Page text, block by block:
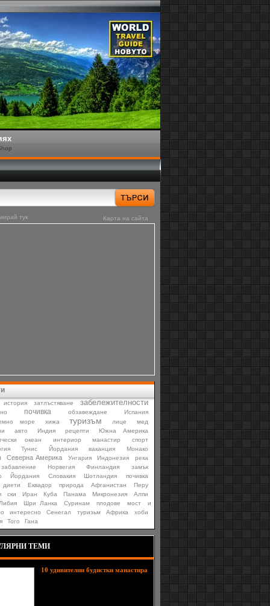
Карта на сайта
тук
история затлъстяване забележителности
почивка обзавеждане
Испания
море
хижа туризъм лице
мед
авто Индия рецепти
Южна Америка
океан
интериор манастир
спорт
Тунис Йордания ваканция Монако
Северна Америка Унгария Индонезия
река
забавление Норвегия Финландия
замък
Йордания Словакия Шотландия
почивка
диети Еквадор природа Афганистан
Перу
ски Иран Куба Панама Микронезия
Алпи
Либия Шри Ланка Суринам плодове мост
и
интересно Сенегал туризьм Африка
хоби
Того Гана
ТЕМИ
10 удивителни будистки манастирa